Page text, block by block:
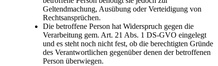
Geltendmachung, Ausübung oder Verteidigung von
Rechtsansprüchen.
Die betroffene Person hat Widerspruch gegen die
Verarbeitung gem. Art. 21 Abs. 1 DS-GVO eingelegt
und es steht noch nicht fest, ob die berechtigten Gründe
des Verantwortlichen gegenüber denen der betroffenen
Person überwiegen.